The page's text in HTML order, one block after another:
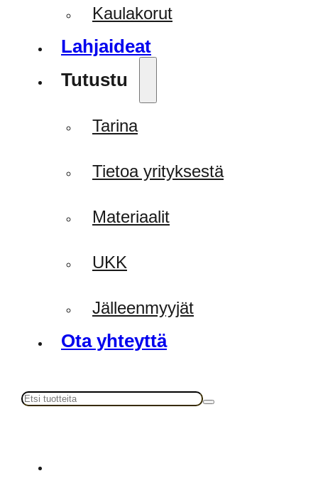
Kaulakorut
Lahjaideat
Tutustu
Tarina
Tietoa yrityksestä
Materiaalit
UKK
Jälleenmyyjät
Ota yhteyttä
Haku